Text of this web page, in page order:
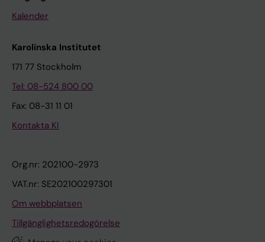
Kalender
Karolinska Institutet
171 77 Stockholm
Tel: 08-524 800 00
Fax: 08-31 11 01
Kontakta KI
Org.nr: 202100-2973
VAT.nr: SE202100297301
Om webbplatsen
Tillgänglighetsredogörelse